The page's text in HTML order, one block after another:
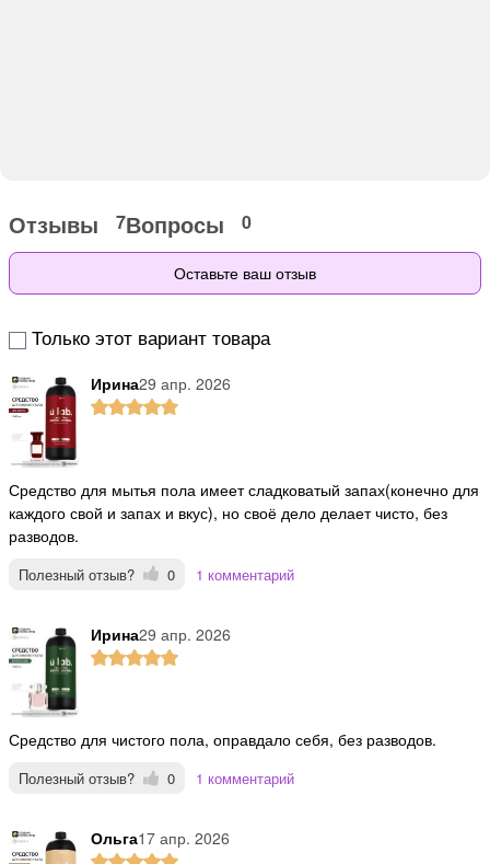
Отзывы 7Вопросы 0
Оставьте ваш отзыв
Только этот вариант товара
Ирина29 апр. 2026
Средство для мытья пола имеет сладковатый запах(конечно для
каждого свой и запах и вкус), но своё дело делает чисто, без
разводов.
Полезный отзыв? 0 1 комментарий
Ирина29 апр. 2026
Средство для чистого пола, оправдало себя, без разводов.
Полезный отзыв? 0 1 комментарий
Ольга17 апр. 2026